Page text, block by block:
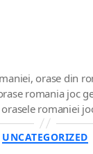
, orase din
romania joc
orasele romaniei
Categorii
UNCATEGORIZED